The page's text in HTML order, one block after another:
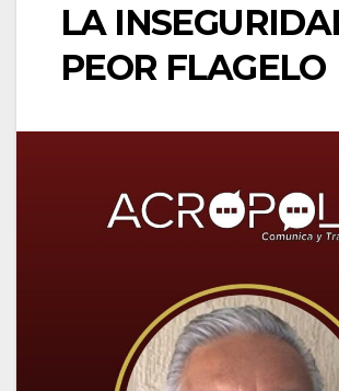
LA
PEOR FLAGELO